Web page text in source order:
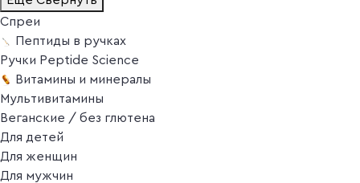
Спреи
Пептиды в ручках
Ручки Peptide Science
Витамины и минералы
Мультивитамины
Веганские / без глютена
Для детей
Для женщин
Для мужчин